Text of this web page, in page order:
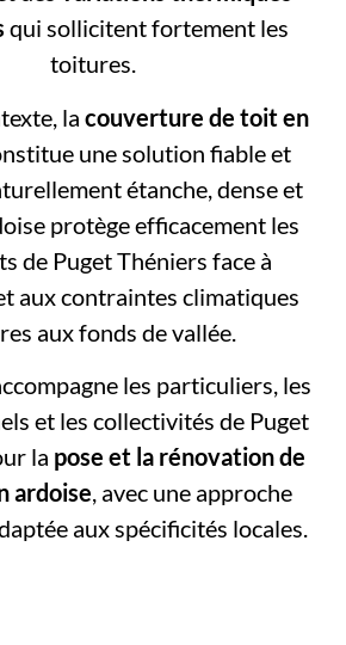
qui sollicitent fortement les
toitures.
la couverture de toit en
une solution fiable et
étanche, dense et
protège efficacement les
de Puget Théniers face à
aux contraintes climatiques
aux fonds de vallée.
les particuliers, les
et les collectivités de Puget
la pose et la rénovation de
ardoise, avec une approche
aux spécificités locales.